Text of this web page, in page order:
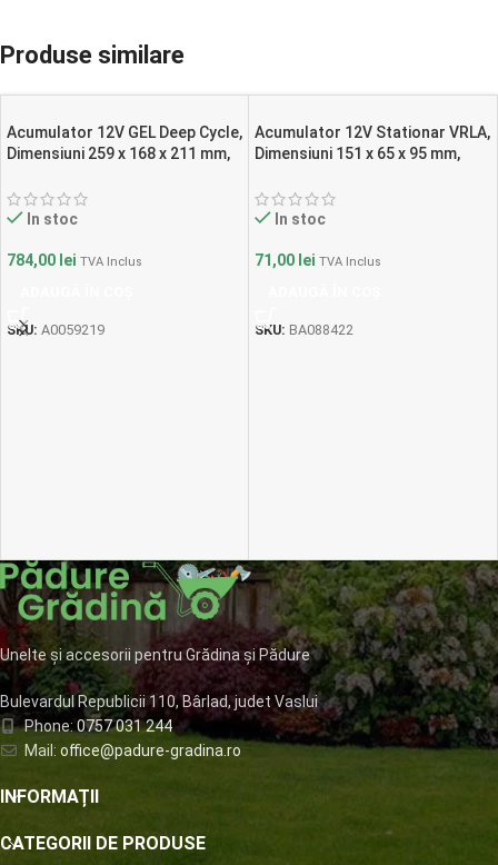
Produse similare
Acumulator 12V GEL Deep Cycle,
Dimensiuni 259 x 168 x 211 mm,
Electric TED003409
In stoc
784,00 lei TVA Inclus
SKU: A0059219
Acumulator 12V Stationar VRLA,
Dimensiuni 151 x 65 x 95 mm,
Electric TED003249
In stoc
71,00 lei TVA Inclus
SKU: BA088422
Unelte și accesorii pentru Grădina și Pădure
Bulevardul Republicii 110, Bârlad, judet Vaslui
Phone:0757 031 244
Mail: office@padure-gradina.ro
INFORMAȚII
CATEGORII DE PRODUSE